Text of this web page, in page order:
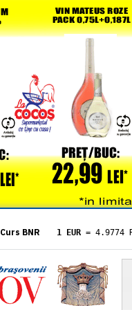
Curs BNR 1 EUR = 4.9774
= 5.8304
1 XAU= 464.4611
1 AED= 1.1933
1 AUD= 2.7957
1 BGN= 2.5449